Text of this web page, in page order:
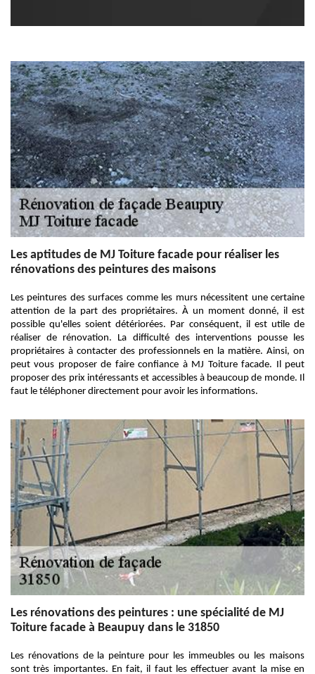
Les aptitudes de MJ Toiture facade pour réaliser les
rénovations des peintures des maisons
Les peintures des surfaces comme les murs nécessitent une certaine
attention de la part des propriétaires. À un moment donné, il est
possible qu'elles soient détériorées. Par conséquent, il est utile de
réaliser de rénovation. La difficulté des interventions pousse les
propriétaires à contacter des professionnels en la matière. Ainsi, on
peut vous proposer de faire confiance à MJ Toiture facade. Il peut
proposer des prix intéressants et accessibles à beaucoup de monde. Il
faut le téléphoner directement pour avoir les informations.
Les rénovations des peintures : une spécialité de MJ
Toiture facade à Beaupuy dans le 31850
Les rénovations de la peinture pour les immeubles ou les maisons
sont très importantes. En fait, il faut les effectuer avant la mise en